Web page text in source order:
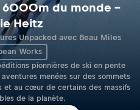
6000m du monde –
Heitz
Unpacked avec Beau Miles
Works
pionnières de ski en pente
menées sur des sommets
et au cœur de certains des massifs
de la planète.